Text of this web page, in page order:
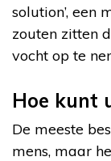
solution’, een
zouten zitten
vocht op te
Hoe kunt
De meeste
mens, maar